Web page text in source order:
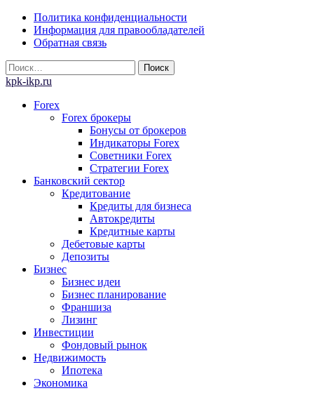
Skip
content
Политика конфиденциальности
Информация для правообладателей
Обратная связь
Найти:
kpk-ikp.ru
Forex
Forex брокеры
Бонусы от брокеров
Индикаторы Forex
Советники Forex
Стратегии Forex
Банковский сектор
Кредитование
Кредиты для бизнеса
Автокредиты
Кредитные карты
Дебетовые карты
Депозиты
Бизнес
Бизнес идеи
Бизнес планирование
Франшиза
Лизинг
Инвестиции
Фондовый рынок
Недвижимость
Ипотека
Экономика